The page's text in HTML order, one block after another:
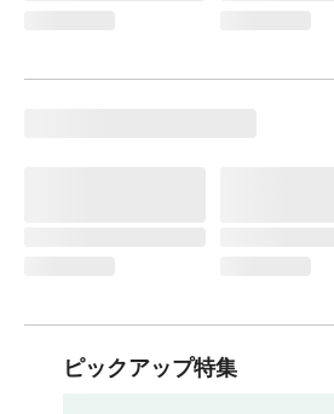
ピックアップ特集